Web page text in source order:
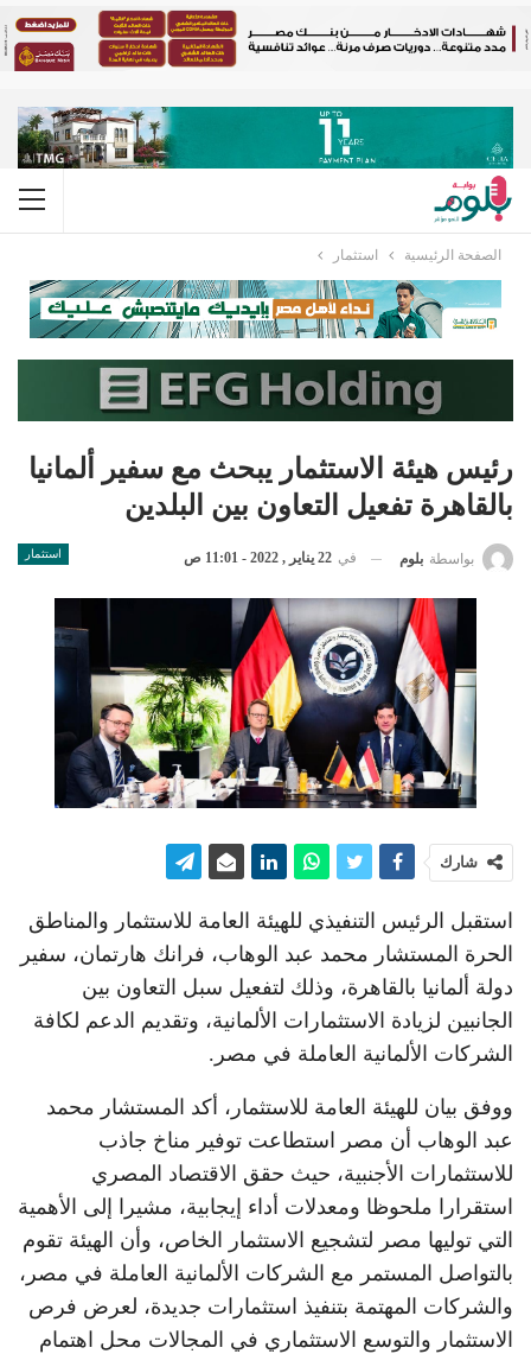
الصفحة الرئيسية استثمار
رئيس هيئة الاستثمار يبحث مع سفير ألمانيا
بالقاهرة تفعيل التعاون بين البلدين
استثمار بواسطة بلوم في 22 يناير , 2022 - 11:01 ص
شارك
استقبل الرئيس التنفيذي للهيئة العامة للاستثمار والمناطق
الحرة المستشار محمد عبد الوهاب، فرانك هارتمان، سفير
دولة ألمانيا بالقاهرة، وذلك لتفعيل سبل التعاون بين
الجانبين لزيادة الاستثمارات الألمانية، وتقديم الدعم لكافة
الشركات الألمانية العاملة في مصر.
ووفق بيان للهيئة العامة للاستثمار، أكد المستشار محمد
عبد الوهاب أن مصر استطاعت توفير مناخ جاذب
للاستثمارات الأجنبية، حيث حقق الاقتصاد المصري
استقرارا ملحوظا ومعدلات أداء إيجابية، مشيرا إلى الأهمية
التي توليها مصر لتشجيع الاستثمار الخاص، وأن الهيئة تقوم
بالتواصل المستمر مع الشركات الألمانية العاملة في مصر،
والشركات المهتمة بتنفيذ استثمارات جديدة، لعرض فرص
الاستثمار والتوسع الاستثماري في المجالات محل اهتمام